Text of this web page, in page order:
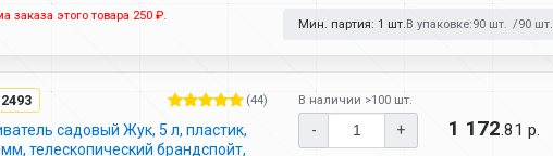
заказа этого товара 250 ₽.
Мин. партия: 1 шт. В упаковке:90 шт. 90 шт.
(44)
садовый Жук, 5 л, пластик,
телескопический брандспойт,
В наличии >100 шт.
- + 1 172 .81 р.